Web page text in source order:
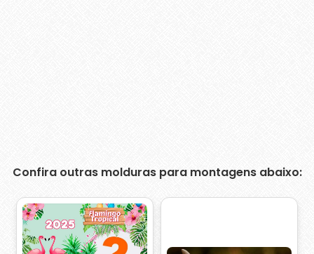
Confira outras molduras para montagens abaixo: